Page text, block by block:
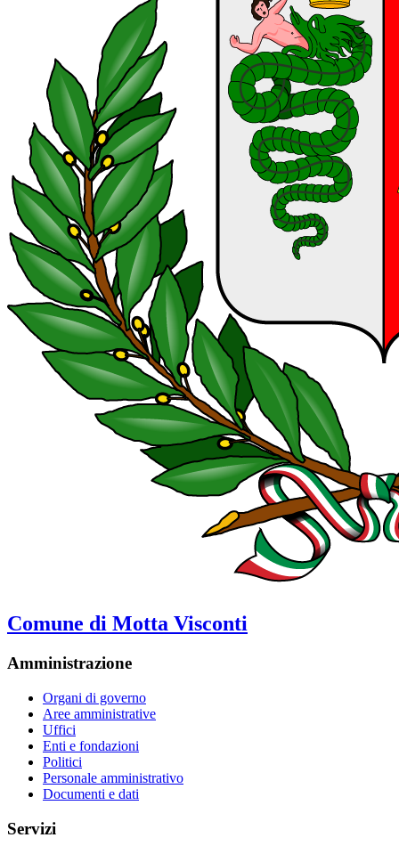
Comune di Motta Visconti
Amministrazione
Organi di governo
Aree amministrative
Uffici
Enti e fondazioni
Politici
Personale amministrativo
Documenti e dati
Servizi